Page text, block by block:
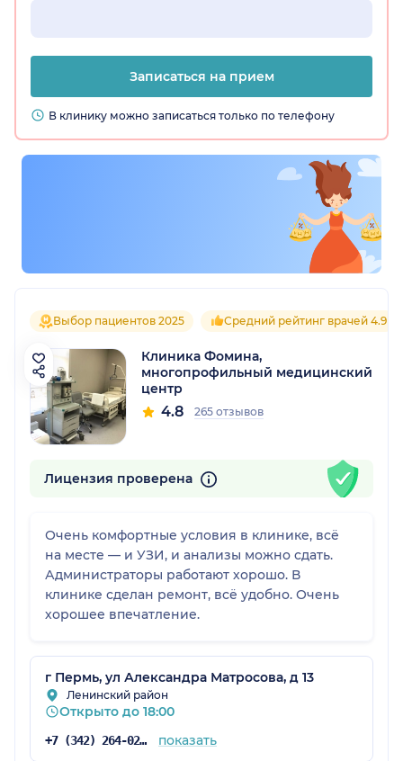
Записаться на прием
В клинику можно записаться только по телефону
Выбор пациентов 2025 Средний рейтинг врачей 4.9
Клиника Фомина,
многопрофильный медицинский
центр
4.8 265 отзывов
Лицензия проверена
Очень комфортные условия в клинике, всё
на месте — и УЗИ, и анализы можно сдать.
Администраторы работают хорошо. В
клинике сделан ремонт, всё удобно. Очень
хорошее впечатление.
г Пермь, ул Александра Матросова, д 13
Ленинский район
Открыто до 18:00
+7 (342) 264-02-90 показать